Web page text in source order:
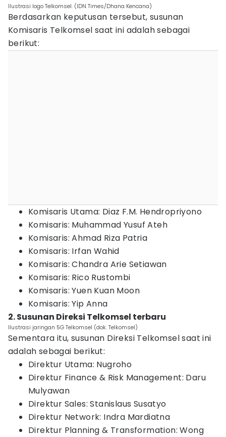
Ilustrasi logo Telkomsel. (IDN Times/Dhana Kencana)
Berdasarkan keputusan tersebut, susunan
Komisaris Telkomsel saat ini adalah sebagai
berikut:
Komisaris Utama: Diaz F.M. Hendropriyono
Komisaris: Muhammad Yusuf Ateh
Komisaris: Ahmad Riza Patria
Komisaris: Irfan Wahid
Komisaris: Chandra Arie Setiawan
Komisaris: Rico Rustombi
Komisaris: Yuen Kuan Moon
Komisaris: Yip Anna
2. Susunan Direksi Telkomsel terbaru
Ilustrasi jaringan 5G Telkomsel (dok. Telkomsel)
Sementara itu, susunan Direksi Telkomsel saat ini
adalah sebagai berikut:
Direktur Utama: Nugroho
Direktur Finance & Risk Management: Daru
Mulyawan
Direktur Sales: Stanislaus Susatyo
Direktur Network: Indra Mardiatna
Direktur Planning & Transformation: Wong